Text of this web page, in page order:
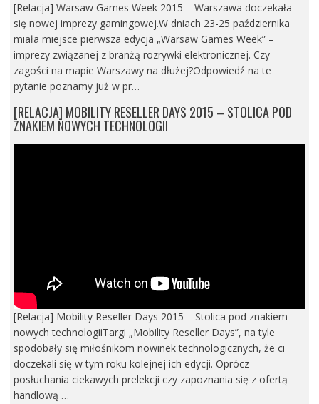
[Relacja] Warsaw Games Week 2015 – Warszawa doczekała
się nowej imprezy gamingowej.W dniach 23-25 października
miała miejsce pierwsza edycja „Warsaw Games Week” –
imprezy związanej z branżą rozrywki elektronicznej. Czy
zagości na mapie Warszawy na dłużej?Odpowiedź na te
pytanie poznamy już w pr…
[RELACJA] MOBILITY RESELLER DAYS 2015 – STOLICA POD
ZNAKIEM NOWYCH TECHNOLOGII
[Relacja] Mobility Reseller Days 2015 – Stolica pod znakiem
nowych technologiiTargi „Mobility Reseller Days”, na tyle
spodobały się miłośnikom nowinek technologicznych, że ci
doczekali się w tym roku kolejnej ich edycji. Oprócz
posłuchania ciekawych prelekcji czy zapoznania się z ofertą
handlową …